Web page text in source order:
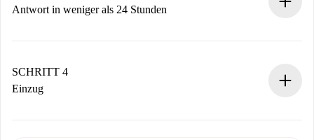
Vermieter zustimmt.
Antwort in weniger als 24 Stunden
stellen den Kontakt her.
Wenn der Vermieter ablehnen muss, entstehen keine
SCHRITT 4
Einzug